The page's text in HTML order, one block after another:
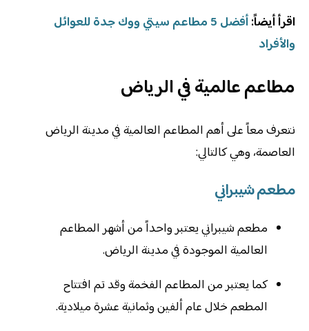
اقرأ أيضاً:
أفضل 5 مطاعم سيتي ووك جدة للعوائل
والأفراد
مطاعم عالمية في الرياض
نتعرف معاً على أهم المطاعم العالمية في مدينة الرياض
العاصمة، وهي كالتالي:
مطعم شيبراني
مطعم شيبراني يعتبر واحداً من أشهر المطاعم
العالمية الموجودة في مدينة الرياض.
كما يعتبر من المطاعم الفخمة وقد تم افتتاح
المطعم خلال عام ألفين وثمانية عشرة ميلادية.